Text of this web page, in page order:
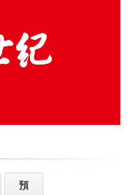
預